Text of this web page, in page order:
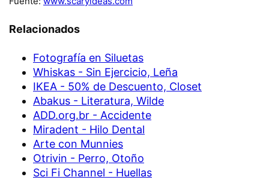
Relacionados
Fotografía en Siluetas
Whiskas - Sin Ejercicio, Leña
IKEA - 50% de Descuento, Closet
Abakus - Literatura, Wilde
ADD.org.br - Accidente
Miradent - Hilo Dental
Arte con Munnies
Otrivin - Perro, Otoño
Sci Fi Channel - Huellas